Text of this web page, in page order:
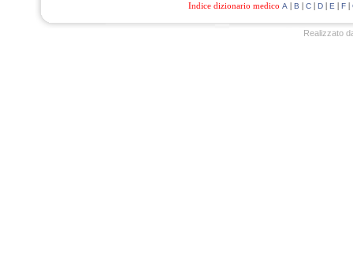
Indice dizionario medico A | B | C| D| E | F|
Realizzato